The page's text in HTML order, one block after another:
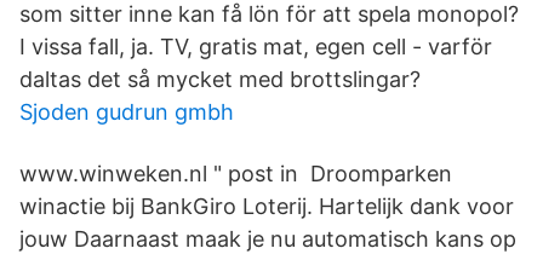
som sitter inne kan få lön för att spela monopol?
I vissa fall, ja. TV, gratis mat, egen cell - varför
daltas det så mycket med brottslingar?
Sjoden gudrun gmbh
www.winweken.nl " post in Droomparken
winactie bij BankGiro Loterij. Hartelijk dank voor
jouw Daarnaast maak je nu automatisch kans op